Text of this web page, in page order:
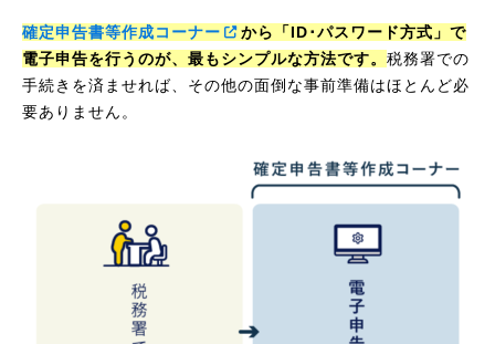
確定申告書等作成コーナー
から「ID･パスワード方式」で
電子申告を行うのが、最もシンプルな方法です。 税務署での
手続きを済ませれば、その他の面倒な事前準備はほとんど必
要ありません。